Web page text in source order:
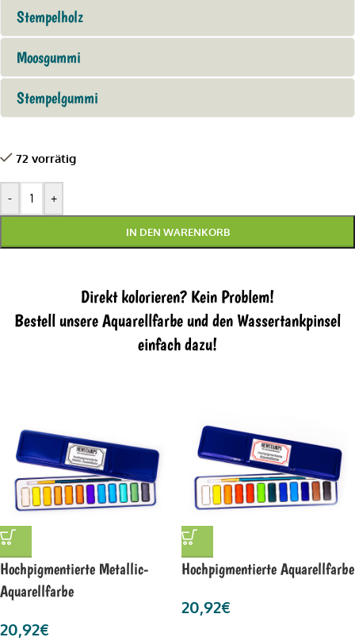
Stempelholz
Moosgummi
Stempelgummi
72 vorrätig
- +
IN DEN WARENKORB
Direkt kolorieren? Kein Problem!
Bestell unsere Aquarellfarbe und den Wassertankpinsel
einfach dazu!
Hochpigmentierte Metallic-
Aquarellfarbe
20,92€
Hochpigmentierte Aquarellfarbe
20,92€